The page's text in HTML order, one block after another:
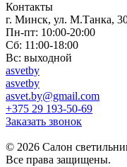
Контакты
г. Минск, ул. М.Танка,
Пн-пт: 10:00-20:00
Сб: 11:00-18:00
Вс: выходной
asvetby
asvetby
asvet.by@gmail.com
+375 29 193-50-69
Заказать звонок
© 2026 Салон
Все права защищены.